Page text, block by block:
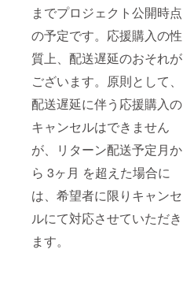
までプロジェクト公開時点
の予定です。応援購入の性
質上、配送遅延のおそれが
ございます。原則として、
配送遅延に伴う応援購入の
キャンセルはできません
が、リターン配送予定月か
ら 3ヶ月 を超えた場合に
は、希望者に限りキャンセ
ルにて対応させていただき
ます。